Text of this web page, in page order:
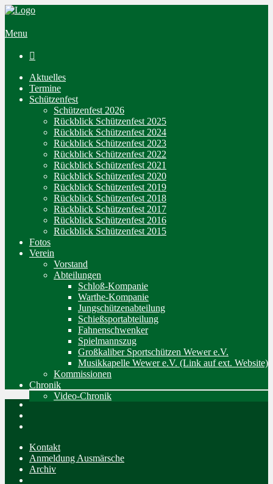
Menu

Aktuelles
Termine
Schützenfest
Schützenfest 2026
Rückblick Schützenfest 2025
Rückblick Schützenfest 2024
Rückblick Schützenfest 2023
Rückblick Schützenfest 2022
Rückblick Schützenfest 2021
Rückblick Schützenfest 2020
Rückblick Schützenfest 2019
Rückblick Schützenfest 2018
Rückblick Schützenfest 2017
Rückblick Schützenfest 2016
Rückblick Schützenfest 2015
Fotos
Verein
Vorstand
Abteilungen
Schloß-Kompanie
Warthe-Kompanie
Jungschützenabteilung
Schießsportabteilung
Fahnenschwenker
Spielmannszug
Großkaliber Sportschützen Wewer e.V.
Musikkapelle Wewer e.V. (Link auf ext. Website)
Kommissionen
Chronik
Video-Chronik
Kontakt
Anmeldung Ausmärsche
Archiv